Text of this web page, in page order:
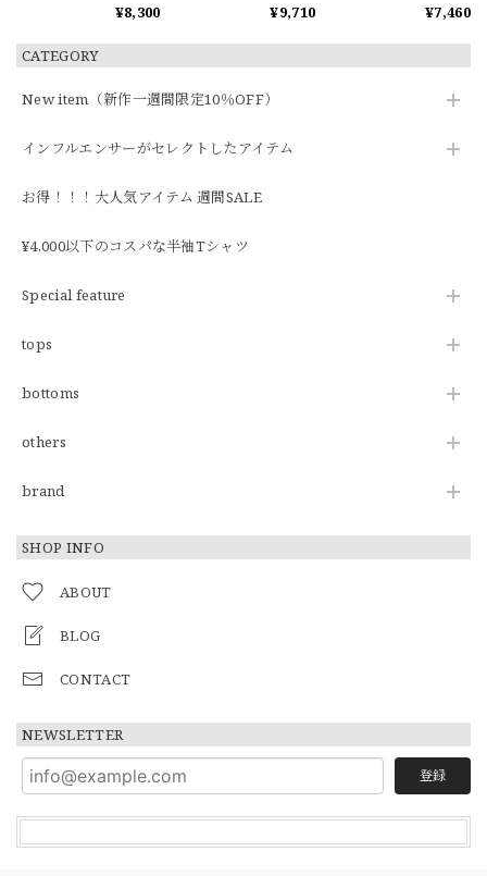
CATEGORY
New item（新作一週間限定10％OFF）
インフルエンサーがセレクトしたアイテム
お得！！！大人気アイテム 週間SALE
¥4,000以下のコスパな半袖Tシャツ
Special feature
tops
bottoms
others
brand
SHOP INFO
ABOUT
BLOG
CONTACT
NEWSLETTER
登録
¥8,300
¥9,710 ¥7,460